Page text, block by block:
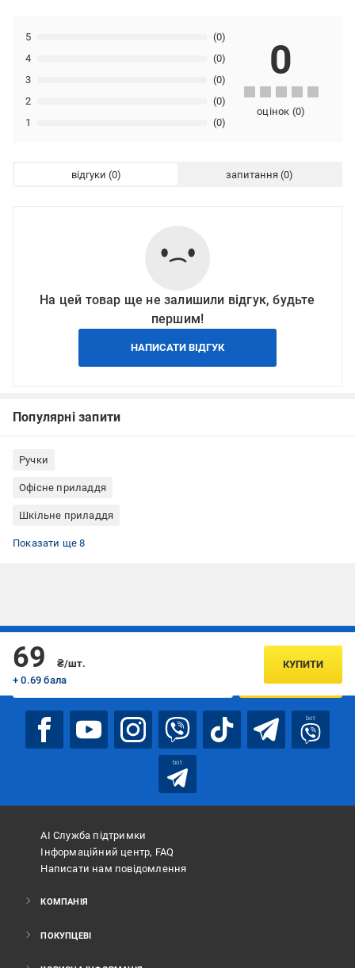
1 (0)
2 (0)
3 (0)
4 (0)
5 (0)
0
оцінок (0)
відгуки запитання
На цей товар ще не залишили відгук, будьте
першим!
НАПИСАТИ ВІДГУК
Популярні запити
Ручки
Офісне приладдя
Шкільне приладдя
Гелеві ручки
Сині письмові ручки
Ручки пиши-стирай (з чорнилами, що стираються)
Ручки ZiBi
Ручки багаторазові
Ручки автоматичні
Ручки з гумовим грипом
Ручки гелеві сині
Показати ще 8
69
₴/шт.
+ 0.69 бала
КУПИТИ
Підписуйтесь, щоб дізнаватись першим про акції та пропозиції
ПІДПИСАТИСЯ
bot
bot
АІ Служба підтримки
Інформаційний центр, FAQ
Написати нам повідомлення
КОМПАНІЯ
ПОКУПЦЕВІ